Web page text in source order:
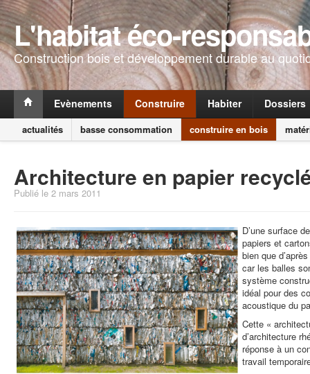
L'habitat éco-
Construction bois et développement durable au
Evènements Construire Habiter Dossiers
actualités basse consommation construire en bois
Architecture en papier
Publié le 2 mars 2011
D’une surface
papiers et
bien que
car les balles
système
idéal pour des
acoustique du
Cette «
d’architecture
réponse à un
travail